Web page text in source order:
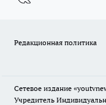
Редакционная политика
Сетевое издание
Учредитель